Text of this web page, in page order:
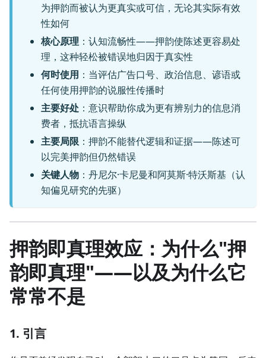
为押韵而被认为更真实或可信，无论其实际有效
性如何
核心原理 ：认知流畅性——押韵使陈述更容易处
理，这种轻松被错误地归因于真实性
何时使用 ：当评估广告口号、政治信息、谚语或
任何使用押韵的说服性传播时
主要好处 ：意识帮助你成为更有辨别力的信息消
费者，抵抗语言操纵
主要局限 ：押韵不能替代逻辑和证据——陈述可
以完美押韵但仍然错误
关键人物 ：丹尼尔·卡尼曼和阿莫斯·特沃斯基（认
知偏见研究的先驱）
押韵即真理效应：为什么"押
韵即真理"——以及为什么它
常常不是
1. 引言